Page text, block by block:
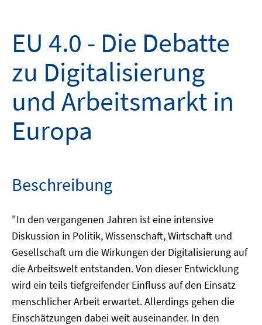
EU 4.0 - Die Debatte
zu Digitalisierung
und Arbeitsmarkt in
Europa
Beschreibung
"In den vergangenen Jahren ist eine intensive
Diskussion in Politik, Wissenschaft, Wirtschaft und
Gesellschaft um die Wirkungen der Digitalisierung auf
die Arbeitswelt entstanden. Von dieser Entwicklung
wird ein teils tiefgreifender Einfluss auf den Einsatz
menschlicher Arbeit erwartet. Allerdings gehen die
Einschätzungen dabei weit auseinander. In den